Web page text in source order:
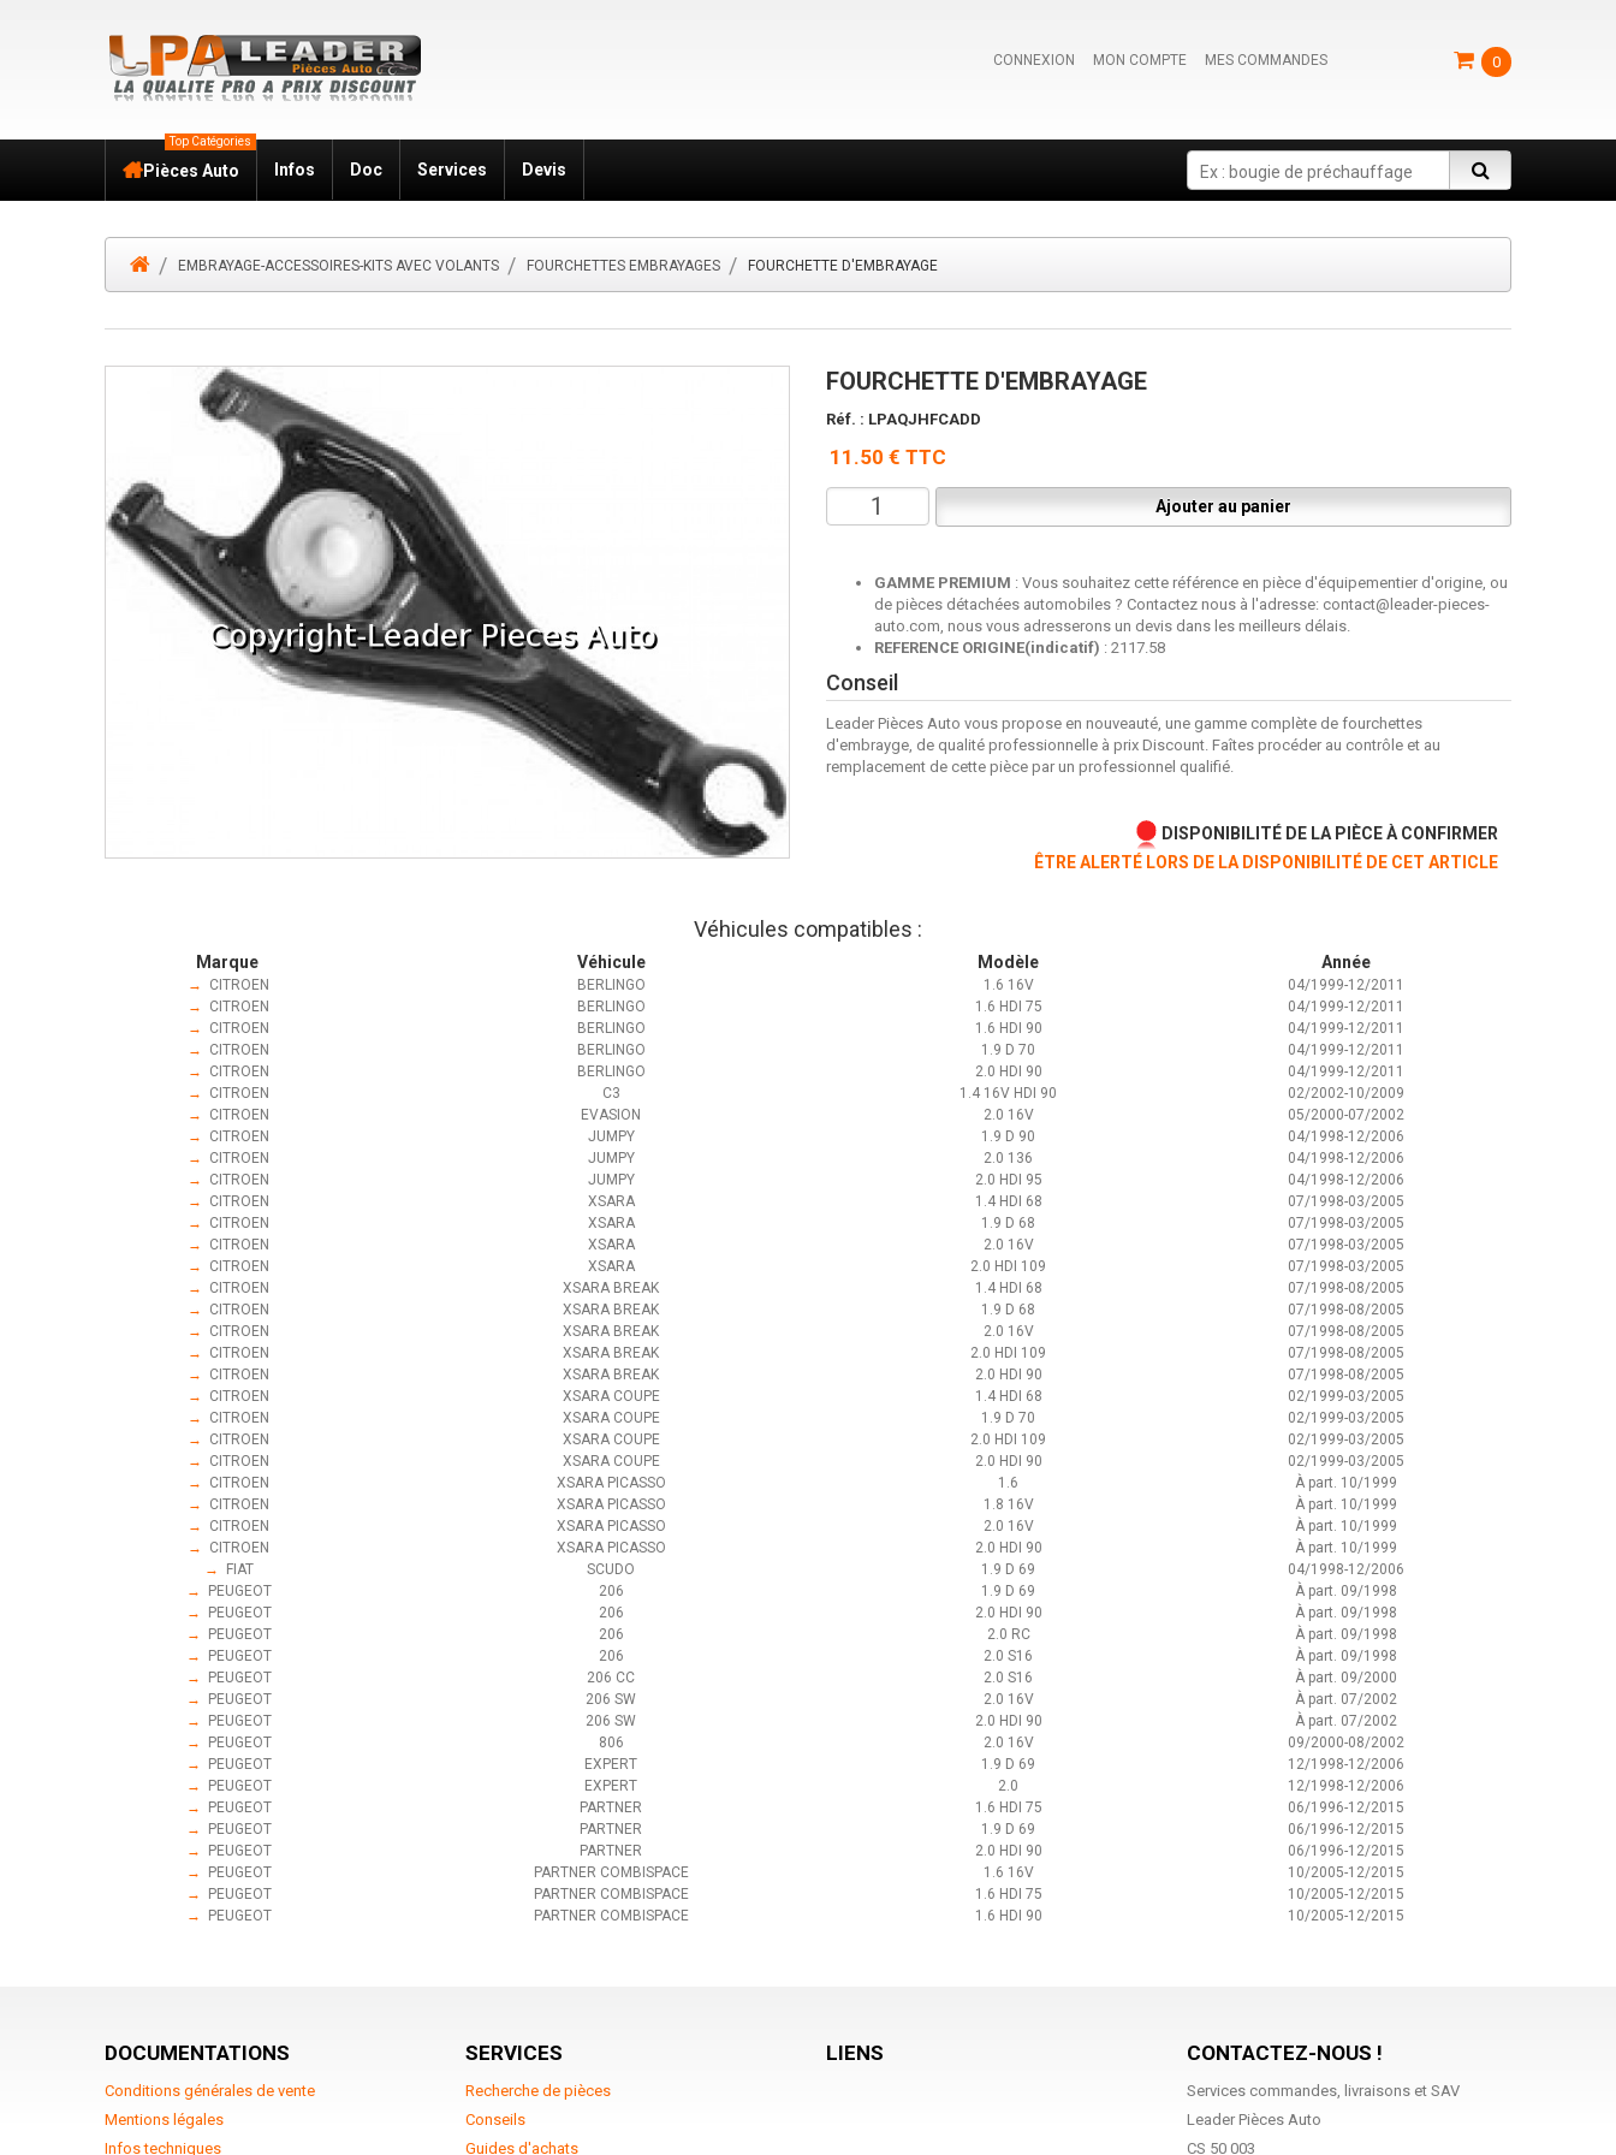
CONNEXION MON COMPTE MES COMMANDES 0
Search
Pièces Auto
Top Catégories
Infos Doc Services Devis
EMBRAYAGE-ACCESSOIRES-KITS AVEC VOLANTS FOURCHETTES EMBRAYAGES FOURCHETTE D'EMBRAYAGE
FOURCHETTE D'EMBRAYAGE
Réf. : LPAQJHFCADD
11.50 € TTC
GAMME PREMIUM : Vous souhaitez cette référence en pièce d'équipementier d'origine, ou
de pièces détachées automobiles ? Contactez nous à l'adresse: contact@leader-pieces-
auto.com, nous vous adresserons un devis dans les meilleurs délais.
REFERENCE ORIGINE(indicatif) : 2117.58
Conseil
Leader Pièces Auto vous propose en nouveauté, une gamme complète de fourchettes
d'embrayge, de qualité professionnelle à prix Discount. Faîtes procéder au contrôle et au
remplacement de cette pièce par un professionnel qualifié.
DISPONIBILITÉ DE LA PIÈCE À CONFIRMER
ÊTRE ALERTÉ LORS DE LA DISPONIBILITÉ DE CET ARTICLE
Véhicules compatibles :
Marque Véhicule Modèle Année
→ CITROEN BERLINGO 1.6 16V
04/1999-12/2011
→
CITROEN BERLINGO 1.6 HDI 75
04/1999-12/2011
→
CITROEN BERLINGO 1.6 HDI 90
04/1999-12/2011
→
CITROEN BERLINGO 1.9 D 70
04/1999-12/2011
→
CITROEN BERLINGO 2.0 HDI 90
04/1999-12/2011
→
CITROEN C3 1.4 16V HDI 90
02/2002-10/2009
→
CITROEN EVASION 2.0 16V
05/2000-07/2002
→
CITROEN JUMPY 1.9 D 90
04/1998-12/2006
→
CITROEN JUMPY 2.0 136
04/1998-12/2006
→
CITROEN JUMPY 2.0 HDI 95
04/1998-12/2006
→
CITROEN XSARA 1.4 HDI 68
07/1998-03/2005
→
CITROEN XSARA 1.9 D 68
07/1998-03/2005
→
CITROEN XSARA 2.0 16V
07/1998-03/2005
→
CITROEN XSARA 2.0 HDI 109
07/1998-03/2005
→
CITROEN XSARA BREAK 1.4 HDI 68
07/1998-08/2005
→
CITROEN XSARA BREAK 1.9 D 68
07/1998-08/2005
→
CITROEN XSARA BREAK 2.0 16V
07/1998-08/2005
→
CITROEN XSARA BREAK 2.0 HDI 109
07/1998-08/2005
→
CITROEN XSARA BREAK 2.0 HDI 90
07/1998-08/2005
→
CITROEN XSARA COUPE 1.4 HDI 68
02/1999-03/2005
→
CITROEN XSARA COUPE 1.9 D 70
02/1999-03/2005
→
CITROEN XSARA COUPE 2.0 HDI 109
02/1999-03/2005
→
CITROEN XSARA COUPE 2.0 HDI 90
02/1999-03/2005
→
CITROEN XSARA PICASSO 1.6
À part. 10/1999
→
CITROEN XSARA PICASSO 1.8 16V
À part. 10/1999
→
CITROEN XSARA PICASSO 2.0 16V
À part. 10/1999
→
CITROEN XSARA PICASSO 2.0 HDI 90
À part. 10/1999
→
FIAT SCUDO 1.9 D 69
04/1998-12/2006
→
PEUGEOT 206 1.9 D 69
À part. 09/1998
→
PEUGEOT 206 2.0 HDI 90
À part. 09/1998
→
PEUGEOT 206 2.0 RC
À part. 09/1998
→
PEUGEOT 206 2.0 S16
À part. 09/1998
→
PEUGEOT 206 CC 2.0 S16
À part. 09/2000
→
PEUGEOT 206 SW 2.0 16V
À part. 07/2002
→
PEUGEOT 206 SW 2.0 HDI 90
À part. 07/2002
→
PEUGEOT 806 2.0 16V
09/2000-08/2002
→
PEUGEOT EXPERT 1.9 D 69
12/1998-12/2006
→
PEUGEOT EXPERT 2.0
12/1998-12/2006
→
PEUGEOT PARTNER 1.6 HDI 75
06/1996-12/2015
→
PEUGEOT PARTNER 1.9 D 69
06/1996-12/2015
→
PEUGEOT PARTNER 2.0 HDI 90
06/1996-12/2015
→
PEUGEOT PARTNER COMBISPACE 1.6 16V
10/2005-12/2015
→
PEUGEOT PARTNER COMBISPACE 1.6 HDI 75
10/2005-12/2015
→
PEUGEOT PARTNER COMBISPACE 1.6 HDI 90 10/2005-12/2015
DOCUMENTATIONS
Conditions générales de vente
Mentions légales
Infos techniques
SERVICES
Recherche de pièces
Conseils
Guides d'achats
LIENS CONTACTEZ-NOUS !
Services commandes, livraisons et SAV
Leader Pièces Auto
CS 50 003